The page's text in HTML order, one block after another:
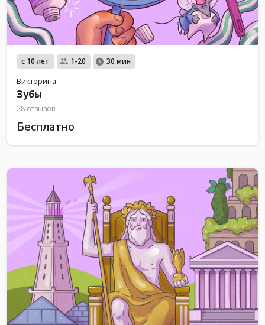
с 10 лет 1-20 30 мин
Викторина
Зубы
28 отзывов
Бесплатно